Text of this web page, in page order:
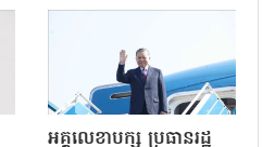
អគ្គលេខាបក្ស ប្រធានរដ្ឋ